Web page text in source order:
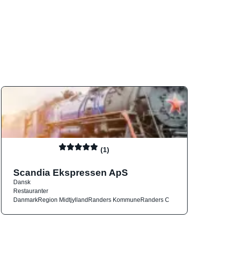
(1)
Scandia Ekspressen ApS
Dansk
Restauranter
DanmarkRegion MidtjyllandRanders KommuneRanders C